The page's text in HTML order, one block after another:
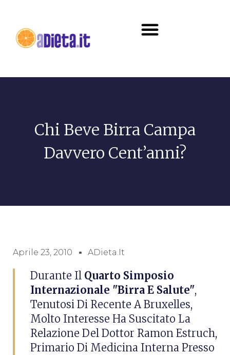
Chi Beve Birra Campa
Davvero Cent’anni?
Aprile 23, 2010 ADieta.it
Durante Il Quarto Simposio
Internazionale "Birra E Salute",
Tenutosi Di Recente A Bruxelles,
Molto Interesse Ha Suscitato La
Relazione Del Dottor Ramon Estruch,
Primario Di Medicina Interna Presso